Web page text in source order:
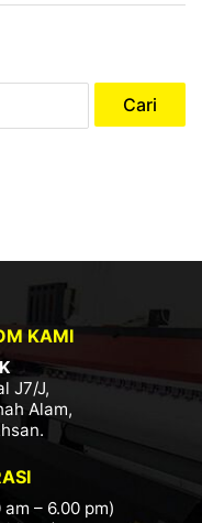
KAMI
J7/J,
Alam,
– 6.00 pm)